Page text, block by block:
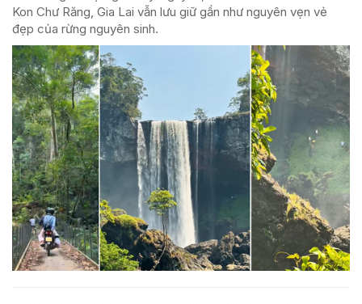
Kon Chư Răng, Gia Lai vẫn lưu giữ gần như nguyên vẹn vẻ
đẹp của rừng nguyên sinh.